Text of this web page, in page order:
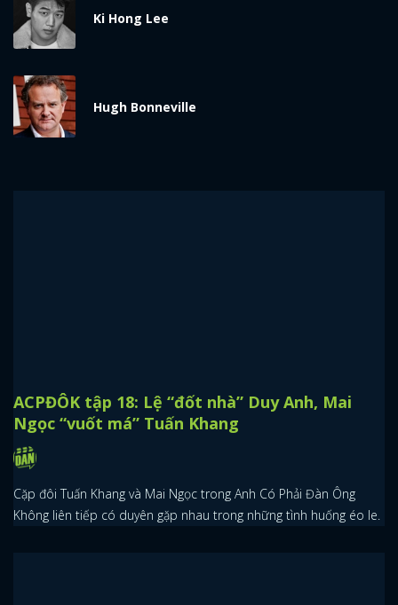
Ki Hong Lee
Hugh Bonneville
ACPĐÔK tập 18: Lệ “đốt nhà” Duy Anh, Mai
Ngọc “vuốt má” Tuấn Khang
Cặp đôi Tuấn Khang và Mai Ngọc trong Anh Có Phải Đàn Ông
Không liên tiếp có duyên gặp nhau trong những tình huống éo le.